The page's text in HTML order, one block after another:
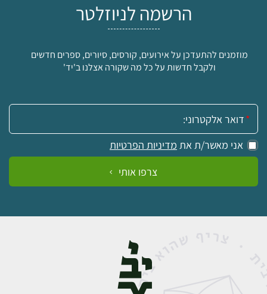
הרשמה לניוזלטר
מוזמנים להתעדכן על אירועים, קורסים, סיורים, ספרים חדשים
ולקבל חדשות על כל מה שקורה אצלנו ב'יד'
אימייל:
אני מאשר/ת את מדיניות הפרטיות
צרפו אותי